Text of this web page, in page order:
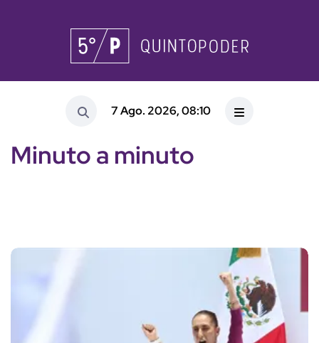
7 Ago. 2026, 08:10
Minuto a minuto